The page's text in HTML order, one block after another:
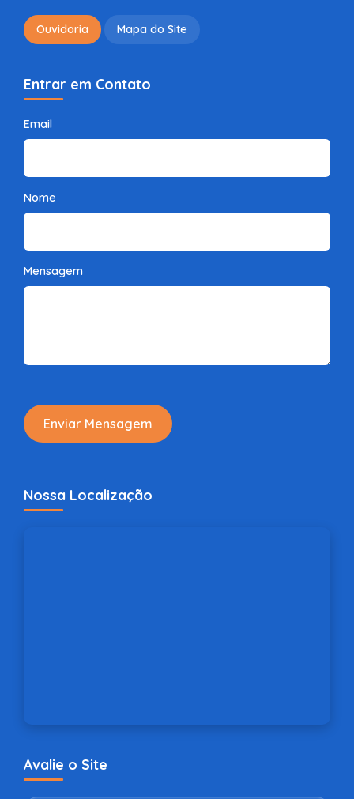
Ouvidoria Mapa do Site
Entrar em Contato
Email
Nome
Mensagem
Enviar Mensagem
Nossa Localização
Avalie o Site